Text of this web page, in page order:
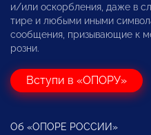
и/или оскорбления, даже в
тире и любыми иными
сообщения, призывающие к
розни.
Вступи в «ОПОРУ»
Об «ОПОРЕ РОССИИ»